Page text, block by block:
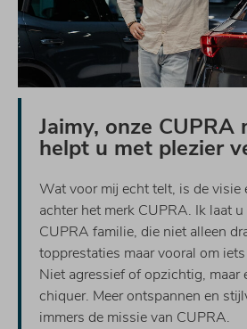
Jaimy, onze CUPRA
helpt u met plezier
Wat voor mij echt telt, is de visie
achter het merk CUPRA. Ik laat
CUPRA familie, die niet alleen
topprestaties maar vooral om
Niet agressief of opzichtig, maar
chiquer. Meer ontspannen en
immers de missie van CUPRA.